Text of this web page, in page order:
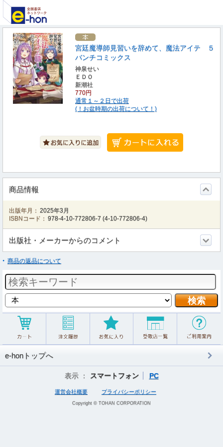
宮廷魔導師見習いを辞めて、魔法アイテ ５
バンチコミックス
神泉せい
ＥＤＯ
新潮社
770円
通常１～２日で出荷
(！お盆時期の出荷について！)
商品情報
出版年月： 2025年3月
ISBNコード： 978-4-10-772806-7 (4-10-772806-4)
出版社・メーカーからのコメント
商品の返品について
e-honトップへ
表示 ： スマートフォン PC
運営会社概要 プライバシーポリシー
Copyright © TOHAN CORPORATION